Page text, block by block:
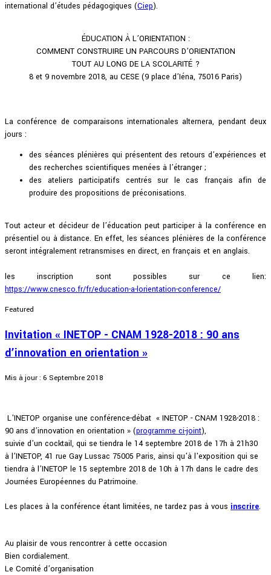
international d’études pédagogiques (Ciep).
ÉDUCATION À L’ORIENTATION :
COMMENT CONSTRUIRE UN PARCOURS D’ORIENTATION
TOUT AU LONG DE LA SCOLARITÉ ?
8 et 9 novembre 2018, au CESE (9 place d’Iéna, 75016 Paris)
La conférence de comparaisons internationales alternera, pendant deux
jours :
des séances plénières qui présentent des retours d’expériences et
des recherches scientifiques menées à l’étranger ;
des ateliers participatifs centrés sur le cas français afin de
produire des propositions de préconisations.
Tout acteur et décideur de l’éducation peut participer à la conférence en
présentiel ou à distance. En effet, les séances plénières de la conférence
seront intégralement retransmises en direct, en français et en anglais.
les inscription sont possibles sur ce lien:
https://www.cnesco.fr/fr/education-a-lorientation-conference/
Featured
Invitation « INETOP - CNAM 1928-2018 : 90 ans
d’innovation en orientation »
Mis à jour : 6 Septembre 2018
L'INETOP organise une conférence-débat « INETOP - CNAM 1928-2018 :
90 ans d’innovation en orientation » (programme ci-joint),
suivie d’un cocktail, qui se tiendra le 14 septembre 2018 de 17h à 21h30
à l’INETOP, 41 rue Gay Lussac 75005 Paris, ainsi qu'à l'exposition qui se
tiendra à l’INETOP le 15 septembre 2018 de 10h à 17h dans le cadre des
Journées Européennes du Patrimoine.
Les places à la conférence étant limitées, ne tardez pas à vous inscrire.
Au plaisir de vous rencontrer à cette occasion
Bien cordialement.
Le Comité d’organisation